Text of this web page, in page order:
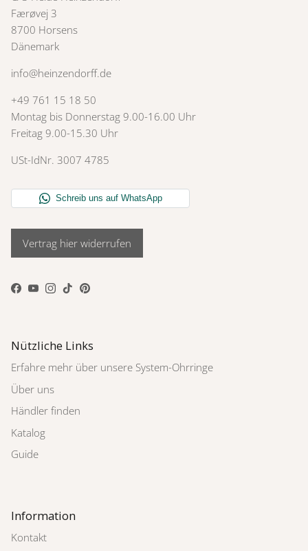
Færøvej 3
8700 Horsens
Dänemark
info@heinzendorff.de
+49 761 15 18 50
Montag bis Donnerstag 9.00-16.00 Uhr
Freitag 9.00-15.30 Uhr
USt-IdNr. 3007 4785
Vertrag hier widerrufen
Facebook
YouTube
Instagram
TikTokPinterest
Nützliche Links
Erfahre mehr über unsere System-Ohrringe
Über uns
Händler finden
Katalog
Guide
Information
Kontakt